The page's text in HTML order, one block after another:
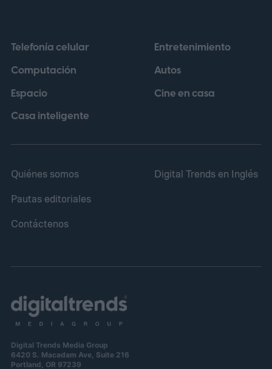
Telefonía celular
Computación
Espacio
Casa inteligente
Entretenimiento
Autos
Cine en casa
Quiénes somos
Pautas editoriales
Contáctenos
Digital Trends en Inglés
Digital Trends Media Group
6420 S. Macadam Ave, Suite 216
Portland, OR 97239